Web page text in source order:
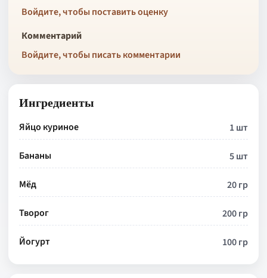
Войдите, чтобы поставить оценку
Комментарий
Войдите, чтобы писать комментарии
Ингредиенты
Яйцо куриное 1 шт
Бананы 5 шт
Мёд 20 гр
Творог 200 гр
Йогурт 100 гр